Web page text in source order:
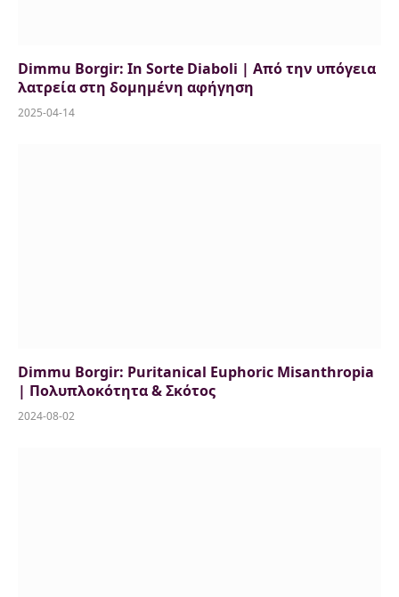
Dimmu Borgir: In Sorte Diaboli | Από την υπόγεια
λατρεία στη δομημένη αφήγηση
2025-04-14
Dimmu Borgir: Puritanical Euphoric Misanthropia
| Πολυπλοκότητα & Σκότος
2024-08-02